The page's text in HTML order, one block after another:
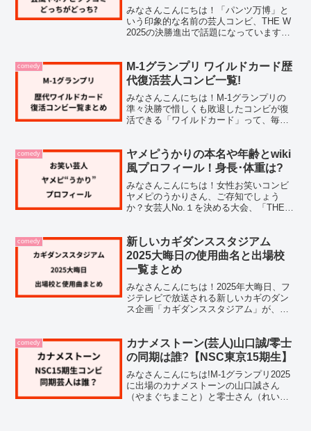
みなさんこんにちは！「パンツ万博」と
いう印象的な名前の芸人コンビ、THE W
2025の決勝進出で話題になっていますよ
ので、まだ情報が少なかったんです。そ
こで、パンツ万...
comedy
M-1グランプリ ワイルドカード歴
代復活芸人コンビ一覧!
みなさんこんにちは！M-1グランプリの
準々決勝で惜しくも敗退したコンビが復
活できる「ワイルドカード」って、毎年
キしながら見守っています。調べてみた
ところ、ワイルドカード...
comedy
ヤメピうかりの本名や年齢とwiki
風プロフィール！身長･体重は?
みなさんこんにちは！女性お笑いコンビ
ヤメピのうかりさん、ご存知でしょう
か？女芸人No.１を決める大会、「THE
月で決勝の舞台に立つことが決まったと
いう快挙を成し...
comedy
新しいカギダンススタジアム
2025大晦日の使用曲名と出場校
一覧まとめ
みなさんこんにちは！2025年大晦日、フ
ジテレビで放送される新しいカギのダン
ス企画「カギダンススタジアム」が、大
る全8チームの情報と使用曲(挿入歌)をま
とめていきます...
comedy
カナメストーン(芸人)山口誠/零士
の同期は誰?【NSC東京15期生】
みなさんこんにちは!M-1グランプリ2025
に出場のカナメストーンの山口誠さん
（やまぐちまこと）と零士さん（れい